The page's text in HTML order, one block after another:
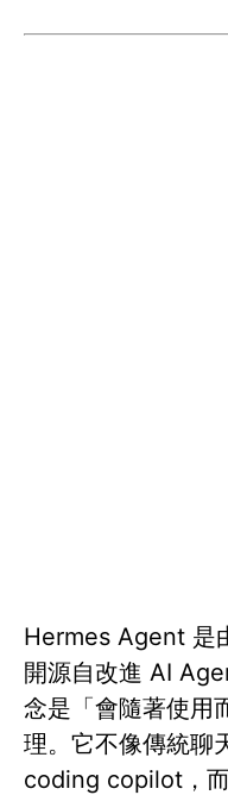
Hermes Agent 是
開源自改進 AI
念是「會隨著使用
理。它不像傳統聊
coding copilot，